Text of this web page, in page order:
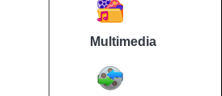
Multimedia